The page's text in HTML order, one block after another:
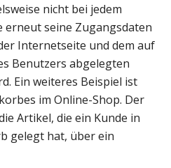
nicht bei jedem
erneut seine Zugangsdaten
Internetseite und dem auf
Benutzers abgelegten
Ein weiteres Beispiel ist
im Online-Shop. Der
Artikel, die ein Kunde in
gelegt hat, über ein